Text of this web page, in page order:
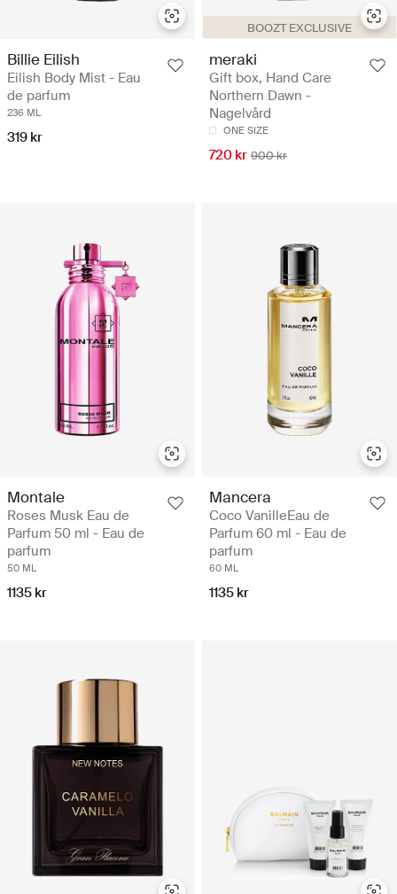
Billie Eilish
Eilish Body Mist - Eau
de parfum
236 ML
319 kr
BOOZT EXCLUSIVE
meraki
Gift box, Hand Care
Northern Dawn -
Nagelvård
ONE SIZE
720 kr 900 kr
Montale
Roses Musk Eau de
Parfum 50 ml - Eau de
parfum
50 ML
1135 kr
Mancera
Coco VanilleEau de
Parfum 60 ml - Eau de
parfum
60 ML
1135 kr